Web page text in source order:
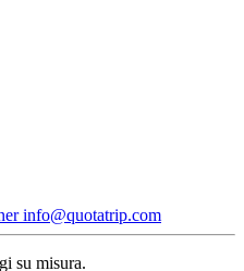
info@quotatrip.com
su misura.